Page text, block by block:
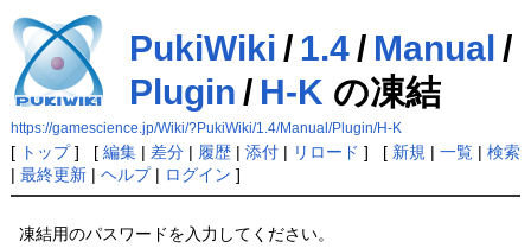
PukiWiki / 1.4/ Manual /
Plugin / H-K の凍結
https://gamescience.jp/Wiki/?PukiWiki/1.4/Manual/Plugin/H-K
[ トップ] [ 編集| 差分| 履歴| 添付| リロード ] [ 新規 | 一覧| 検索
| 最終更新| ヘルプ| ログイン ]
凍結用のパスワードを入力してください。